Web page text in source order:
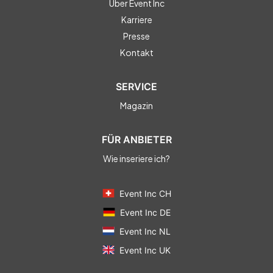
Über Event Inc
Karriere
Presse
Kontakt
SERVICE
Magazin
FÜR ANBIETER
Wie inseriere ich?
Event Inc CH
Event Inc DE
Event Inc NL
Event Inc UK